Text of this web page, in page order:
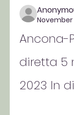
November
Ancona-
diretta 5
2023 In